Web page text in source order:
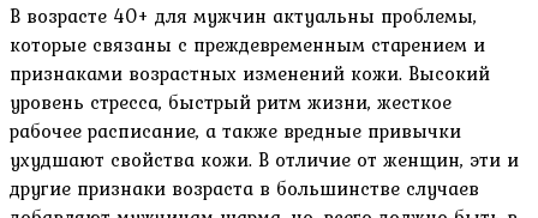
В возрасте 40+ для мужчин актуальны проблемы,
которые связаны с преждевременным старением и
признаками возрастных изменений кожи. Высокий
уровень стресса, быстрый ритм жизни, жесткое
рабочее расписание, а также вредные привычки
ухудшают свойства кожи. В отличие от женщин, эти и
другие признаки возраста в большинстве случаев